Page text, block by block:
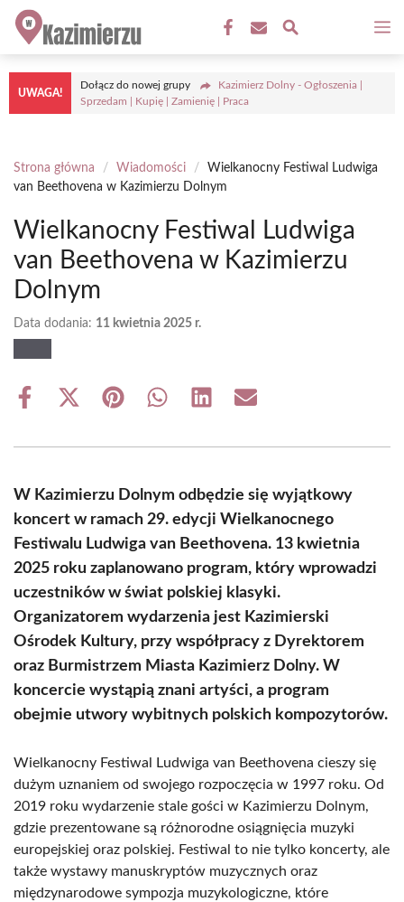
Przejdź
treści
UWAGA!
Dołącz do nowej grupy
Kazimierz Dolny - Ogłoszenia |
Sprzedam | Kupię | Zamienię | Praca
Strona główna / Wiadomości /
Wielkanocny Festiwal Ludwiga
van Beethovena w Kazimierzu Dolnym
Wielkanocny Festiwal Ludwiga
van Beethovena w Kazimierzu
Dolnym
Data dodania: 11 kwietnia 2025 r.
Share
Share
(Twitter)
Share Share Share Share
W Kazimierzu Dolnym odbędzie się wyjątkowy
koncert w ramach 29. edycji Wielkanocnego
Festiwalu Ludwiga van Beethovena. 13 kwietnia
2025 roku zaplanowano program, który wprowadzi
uczestników w świat polskiej klasyki.
Organizatorem wydarzenia jest Kazimierski
Ośrodek Kultury, przy współpracy z Dyrektorem
oraz Burmistrzem Miasta Kazimierz Dolny. W
koncercie wystąpią znani artyści, a program
obejmie utwory wybitnych polskich kompozytorów.
Wielkanocny Festiwal Ludwiga van Beethovena cieszy się
dużym uznaniem od swojego rozpoczęcia w 1997 roku. Od
2019 roku wydarzenie stale gości w Kazimierzu Dolnym,
gdzie prezentowane są różnorodne osiągnięcia muzyki
europejskiej oraz polskiej. Festiwal to nie tylko koncerty, ale
także wystawy manuskryptów muzycznych oraz
międzynarodowe sympozja muzykologiczne, które